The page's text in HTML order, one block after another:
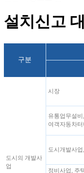
설치신고
구분
도시의 개발사
업
시장
유통업무설
여객자동차
도시개발사
정비사업, 주